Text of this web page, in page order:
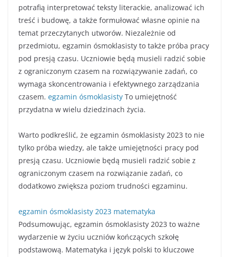
potrafią interpretować teksty literackie, analizować ich
treść i budowę, a także formułować własne opinie na
temat przeczytanych utworów. Niezależnie od
przedmiotu, egzamin ósmoklasisty to także próba pracy
pod presją czasu. Uczniowie będą musieli radzić sobie
z ograniczonym czasem na rozwiązywanie zadań, co
wymaga skoncentrowania i efektywnego zarządzania
czasem. egzamin ósmoklasisty To umiejętność
przydatna w wielu dziedzinach życia.
Warto podkreślić, że egzamin ósmoklasisty 2023 to nie
tylko próba wiedzy, ale także umiejętności pracy pod
presją czasu. Uczniowie będą musieli radzić sobie z
ograniczonym czasem na rozwiązanie zadań, co
dodatkowo zwiększa poziom trudności egzaminu.
egzamin ósmoklasisty 2023 matematyka
Podsumowując, egzamin ósmoklasisty 2023 to ważne
wydarzenie w życiu uczniów kończących szkołę
podstawową. Matematyka i język polski to kluczowe